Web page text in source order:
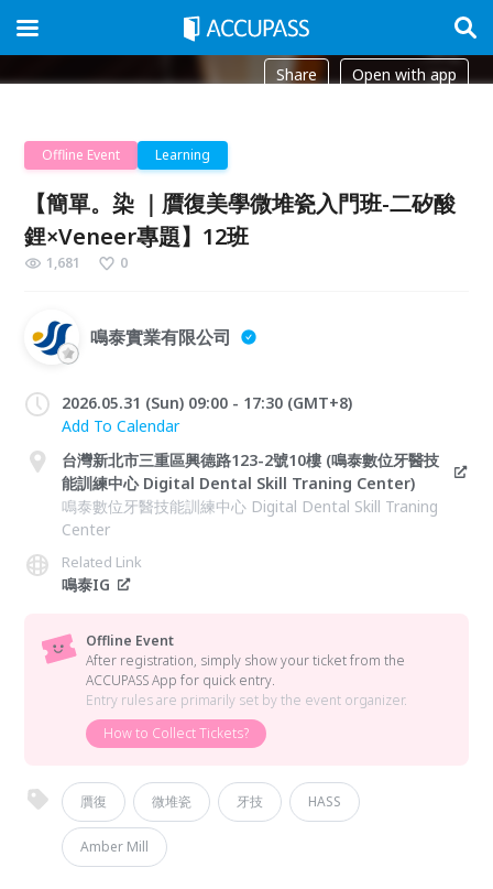
Share Open with app
Offline Event Learning
【簡單。染 ｜贋復美學微堆瓷入門班-二矽酸
鋰×Veneer專題】12班
1,681 0
鳴泰實業有限公司
2026.05.31 (Sun) 09:00 - 17:30 (GMT+8)
Add To Calendar
台灣新北市三重區興德路123-2號10樓 (鳴泰數位牙醫技
能訓練中心 Digital Dental Skill Traning Center)
鳴泰數位牙醫技能訓練中心 Digital Dental Skill Traning
Center
Related Link
鳴泰IG
Offline Event
After registration, simply show your ticket from the
ACCUPASS App for quick entry.
Entry rules are primarily set by the event organizer.
How to Collect Tickets?
贋復 微堆瓷 牙技 HASS
Amber Mill